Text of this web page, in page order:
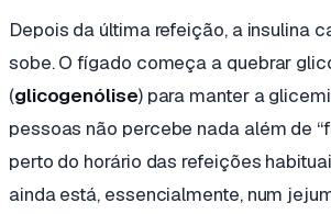
Depois da última refeição, a insulina
sobe. O fígado começa a quebrar
(glicogenólise) para manter a
pessoas não percebe nada além de
perto do horário das refeições
ainda está, essencialmente, num